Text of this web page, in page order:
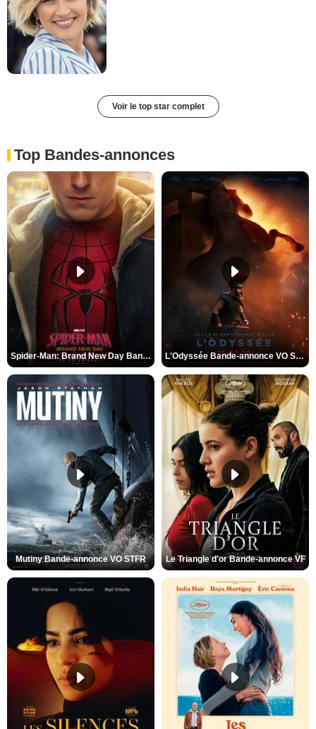
Voir le top star complet
Top Bandes-annonces
Spider-Man: Brand New Day Bande-annonce VO STFR L'Odyssée Bande-annonce VO STFR
Mutiny Bande-annonce VO STFR Le Triangle d'or Bande-annonce VF